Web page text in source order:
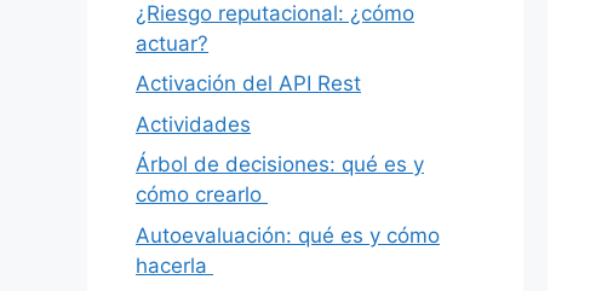
¿Riesgo reputacional: ¿cómo
actuar?
Activación del API Rest
Actividades
Árbol de decisiones: qué es y
cómo crearlo
Autoevaluación: qué es y cómo
hacerla